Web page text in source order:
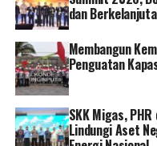
konstruksi. Dengan
kami optimis
pengelolaan kawasan
hidup di Kabupaten
optimal, aman, dan
Melalui ruang diskusi
bahwa pelaksanaan
dan
Membangun
Penguatan
SKK Migas,
Lindungi Aset